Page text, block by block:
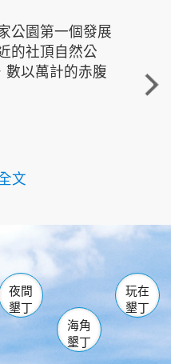
公園第一個發展
的社頂自然公
數以萬計的赤腹
文
重
走進
南仁湖
佳樂水
森林遊樂區
處遊客中心
社頂公園 風吹沙
船帆石 龍磐公園
香蕉灣
砂島
鵝鑾鼻
夜間
墾丁
海角
墾丁
玩在
墾丁